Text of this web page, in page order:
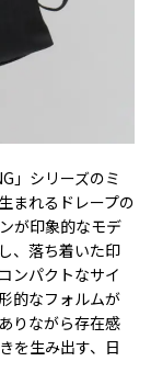
」シリーズのミ
まれるドレープの
が印象的なモデ
、落ち着いた印
ンパクトなサイ
的なフォルムが
りながら存在感
を生み出す、日